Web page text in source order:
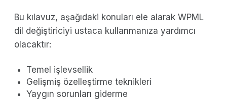
Bu kılavuz, aşağıdaki konuları ele alarak WPML
dil değiştiriciyi ustaca kullanmanıza yardımcı
olacaktır:
Temel işlevsellik
Gelişmiş özelleştirme teknikleri
Yaygın sorunları giderme